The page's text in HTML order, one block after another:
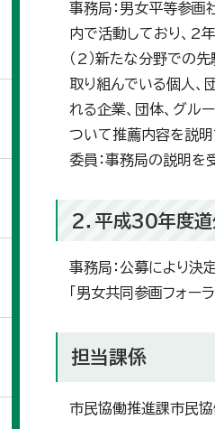
事務局：男女平等参画
内で活動しており、2
（2）新たな分野での
取り組んでいる個人、
れる企業、団体、グル
ついて推薦内容を説明
委員：事務局の説明を
2．平成30年度
事務局：公募により
「男女共同参画フォー
担当課係
市民協働推進課市民協